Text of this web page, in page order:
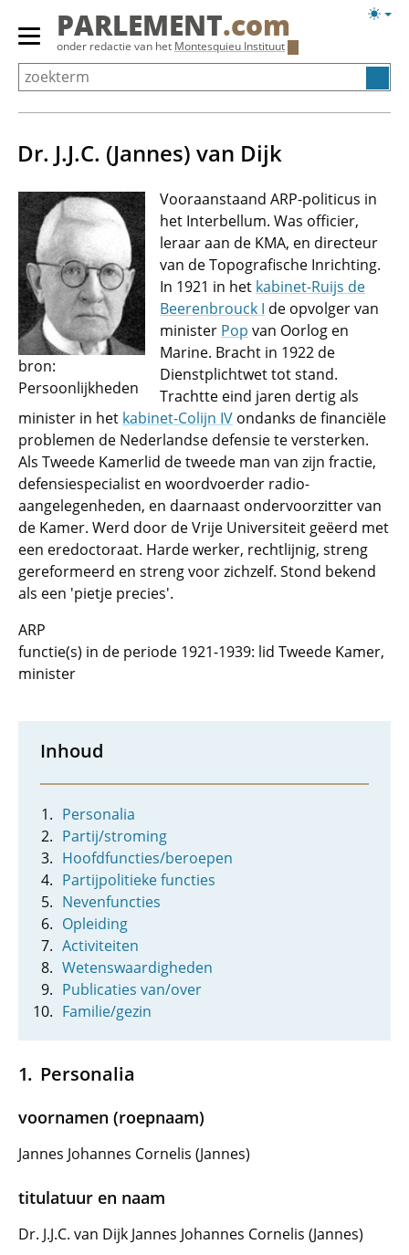
Overslaan
Primair
menu
tonen/verbergen
PARLEMENT.com
onder redactie van het Montesquieu Instituut
Dr. J.J.C. (Jannes) van Dijk
bron:
Persoonlijkheden
Vooraanstaand ARP-politicus in
het Interbellum. Was officier,
leraar aan de KMA, en directeur
van de Topografische Inrichting.
In 1921 in het kabinet-Ruijs de
Beerenbrouck I de opvolger van
minister Pop van Oorlog en
Marine. Bracht in 1922 de
Dienstplichtwet tot stand.
Trachtte eind jaren dertig als
minister in het kabinet-Colijn IV ondanks de financiële
problemen de Nederlandse defensie te versterken.
Als Tweede Kamerlid de tweede man van zijn fractie,
defensiespecialist en woordvoerder radio-
aangelegenheden, en daarnaast ondervoorzitter van
de Kamer. Werd door de Vrije Universiteit geëerd met
een eredoctoraat. Harde werker, rechtlijnig, streng
gereformeerd en streng voor zichzelf. Stond bekend
als een 'pietje precies'.
ARP
functie(s) in de periode 1921-1939: lid Tweede Kamer,
minister
Inhoud
Personalia
Partij/stroming
Hoofdfuncties/beroepen
Partijpolitieke functies
Nevenfuncties
Opleiding
Activiteiten
Wetenswaardigheden
Publicaties van/over
Familie/gezin
Personalia
voornamen (roepnaam)
Jannes Johannes Cornelis (Jannes)
titulatuur en naam
Dr. J.J.C. van Dijk Jannes Johannes Cornelis (Jannes)